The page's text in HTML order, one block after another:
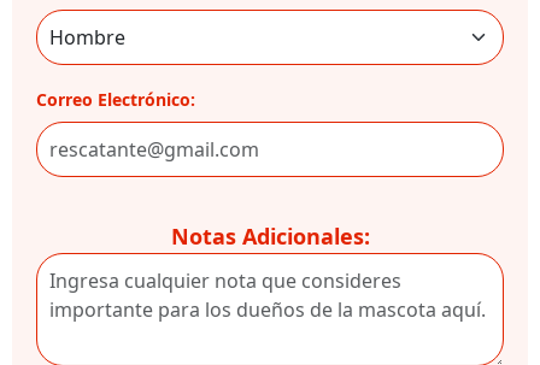
Correo Electrónico:
Notas Adicionales: